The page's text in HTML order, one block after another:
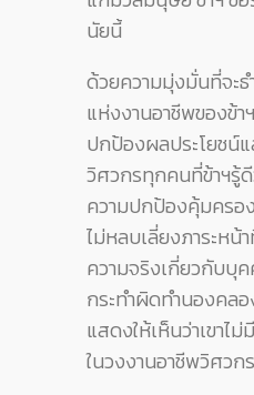
นัยนี้
ด้วยความมุ่งมั่นที่จะธ
แห่งงานอาชีพของข้า
ปกป้องผลประโยชน์แ
วิศวกรทุกคนที่ข้าฯรู้
ความปกป้องคุ้มครอ
ไม่หลบเลี่ยงภาระหน้
ความจริงเกี่ยวกับบุ
กระทำผิดทำนองคล
แสดงให้เห็นว่าเขาไ
ในวงงานอาชีพวิศวก